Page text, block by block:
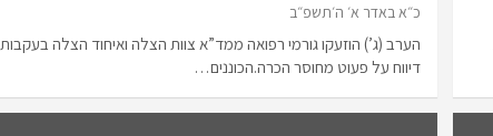
כ״א באדר א׳ ה׳תשפ״ב
הערב (ג’) הוזעקו גורמי רפואה ממד”א צוות הצלה ואיחוד הצלה בעקבות
דיווח על פעוט מחוסר הכרה.הכוננים…